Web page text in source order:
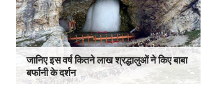
जानिए इस वर्ष कितने लाख श्रद्धालुओं ने किए बाबा
बर्फानी के दर्शन